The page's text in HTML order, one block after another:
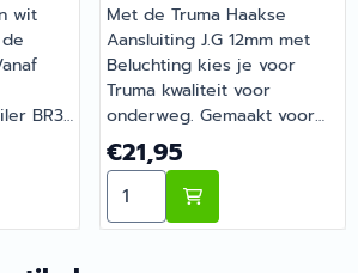
wit
BR3
Truma Schoorsteenkap Boiler BR3
Met de Truma Haakse
Aansluiting J.G 12mm met
Beluchting kies je voor
Truma kwaliteit voor
onderweg. Gemaakt voor
dagelijks gebruik tijdens je
vakanties en weekendtrips.
Barsema Recreatie levert
camper-, caravan- en
Prijs: 21,95
€21,95
Aantal kiezen voor Truma